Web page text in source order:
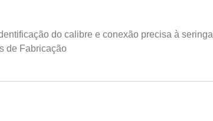
do calibre e conexão precisa à seringa
de Fabricação